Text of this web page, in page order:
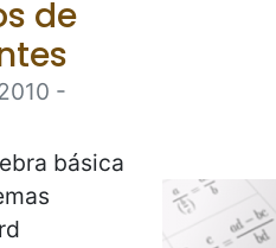
de
-
básica